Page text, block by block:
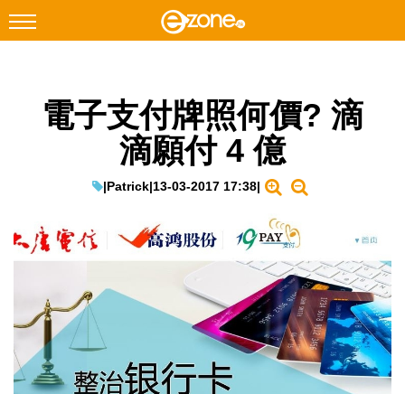
Facebook Instagram
教學評測
IT Times
生成式AI與雲端應用
電子支付牌照何價? 滴
滴願付 4 億
|Patrick|13-03-2017 17:38|